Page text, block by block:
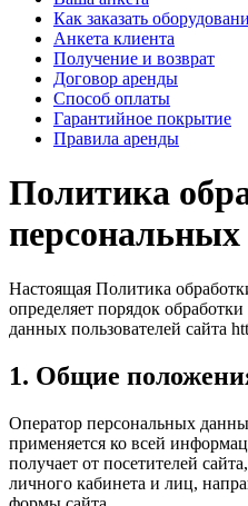
Как заказать
Анкета клиента
Получение и возврат
Договор аренды
Способ оплаты
Гарантийное покрытие
Правила аренды
Политика
Настоящая Политика
определяет порядок
данных пользователей сайта
1. Общие
Оператор персональных
применяется ко всей
получает от посетителей
личного кабинета и лиц,